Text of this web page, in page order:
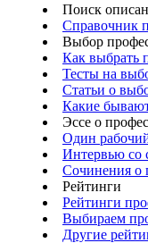
Поиск
Справочник
Выбор
Как выбрать
Тесты на
Статьи о
Какие
Эссе о
Один
Интервью со
Сочинения о
Рейтинги
Рейтинги
Выбираем
Другие